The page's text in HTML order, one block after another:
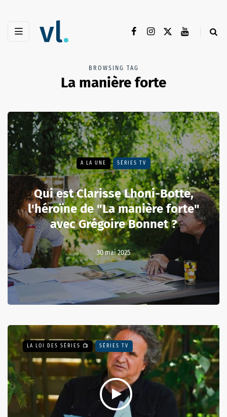
BROWSING TAG
La manière forte
A LA UNE SÉRIES TV
Qui est Clarisse Lhoni-Botte,
l'héroïne de "La manière forte"
avec Grégoire Bonnet ?
30 mai 2025
LA LOI DES SÉRIES 📺 SÉRIES TV